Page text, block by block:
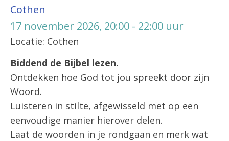
Cothen
17 november 2026, 20:00 - 22:00 uur
Locatie: Cothen
Biddend de Bijbel lezen.
Ontdekken hoe God tot jou spreekt door zijn
Woord.
Luisteren in stilte, afgewisseld met op een
eenvoudige manier hierover delen.
Laat de woorden in je rondgaan en merk wat